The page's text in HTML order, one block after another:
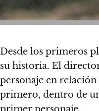
Desde los primeros
su historia. El
personaje en
primero, dentro de